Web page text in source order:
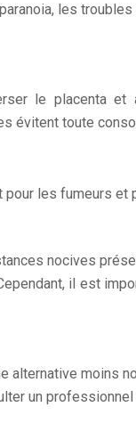
les
le placenta
toute
les fumeurs
nocives
il est
alternative moins
un